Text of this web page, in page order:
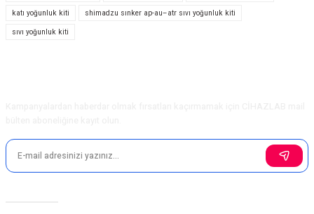
Ürün resmi kalitesiz, bozuk veya görüntülenemiyor.
Ürün açıklamasında eksik bilgiler bulunuyor.
katı yoğunluk kiti
shimadzu sınker ap-au–atr sıvı yoğunluk kiti
sıvı yoğunluk kiti